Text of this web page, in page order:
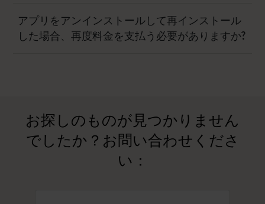
アプリをアンインストールして再インストール
した場合、再度料金を支払う必要がありますか?
お探しのものが見つかりません
でしたか？お問い合わせくださ
い：